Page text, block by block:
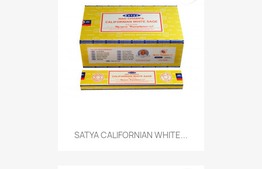
SATYA CALIFORNIAN WHITE...